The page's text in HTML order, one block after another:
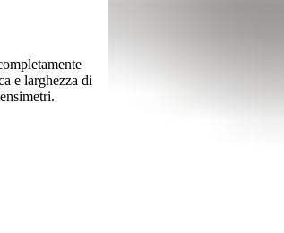
e larghezza di